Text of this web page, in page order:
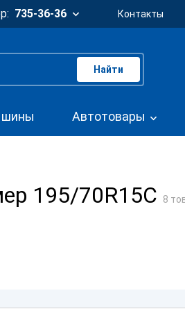
735-36-36 Контакты
Найти
шины Автотовары
195/70R15C 8